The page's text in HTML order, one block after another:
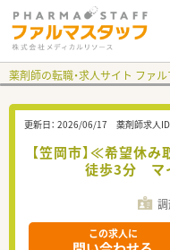
薬剤師の転職・求人サイト ファ
更新日： 2026/06/17 薬剤師求人ID
【笠岡市】≪希望休
徒歩3分 マ
この求人に